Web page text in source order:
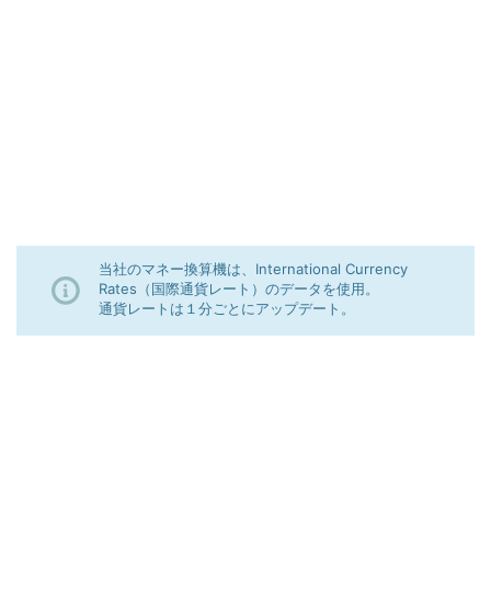
当社のマネー換算機は、International Currency
Rates（国際通貨レート）のデータを使用。
通貨レートは１分ごとにアップデート。